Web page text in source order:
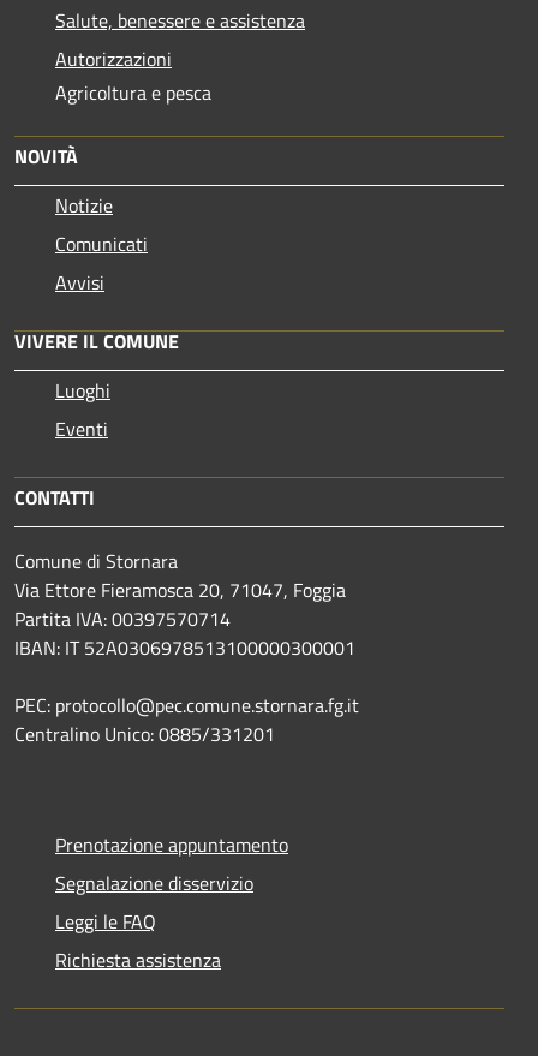
Salute, benessere e assistenza
Autorizzazioni
Agricoltura e pesca
NOVITÀ
Notizie
Comunicati
Avvisi
VIVERE IL COMUNE
Luoghi
Eventi
CONTATTI
Comune di Stornara
Via Ettore Fieramosca 20, 71047, Foggia
Partita IVA: 00397570714
IBAN: IT 52A0306978513100000300001
PEC: protocollo@pec.comune.stornara.fg.it
Centralino Unico: 0885/331201
Prenotazione appuntamento
Segnalazione disservizio
Leggi le FAQ
Richiesta assistenza